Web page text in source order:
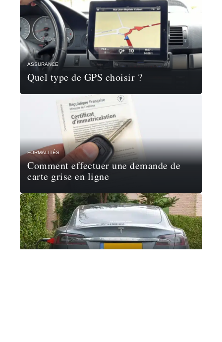
ASSURANCE
Quel type de GPS choisir ?
FORMALITÉS
Comment effectuer une demande de
carte grise en ligne